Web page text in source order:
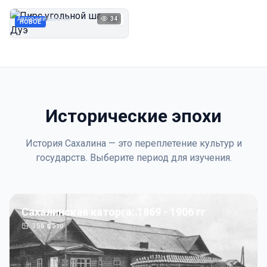
НОВОЕ 1923
Автор неизвестен 34
Исторические эпохи
История Сахалина — это переплетение культур и
государств. Выберите период для изучения.
Сахалинская каторга: 1869 - 1906 гг
156фото